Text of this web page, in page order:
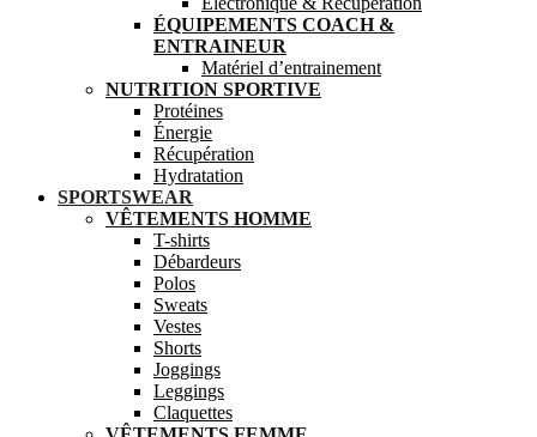
ÉQUIPEMENTS COACH &
ENTRAINEUR
Matériel d’entrainement
NUTRITION SPORTIVE
Protéines
Énergie
Récupération
Hydratation
SPORTSWEAR
VÊTEMENTS HOMME
T-shirts
Débardeurs
Polos
Sweats
Vestes
Shorts
Joggings
Leggings
Claquettes